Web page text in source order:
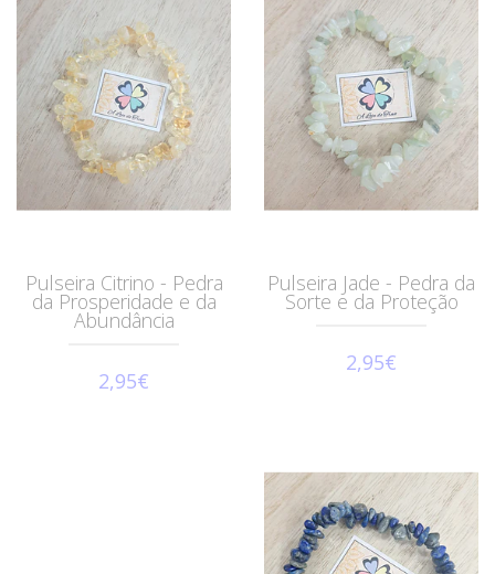
Pulseira Citrino - Pedra
da Prosperidade e da
Abundância
2,95€
Pulseira Jade - Pedra da
Sorte e da Proteção
2,95€